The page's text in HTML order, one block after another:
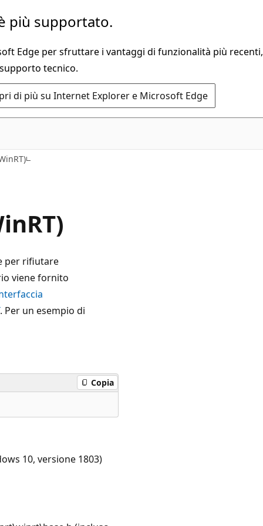
più supportato.
Edge per sfruttare i vantaggi di funzionalità più recenti,
tecnico.
di più su Internet Explorer e Microsoft Edge
per rifiutare
viene fornito
. Per un esempio di
Copia
10, versione 1803)